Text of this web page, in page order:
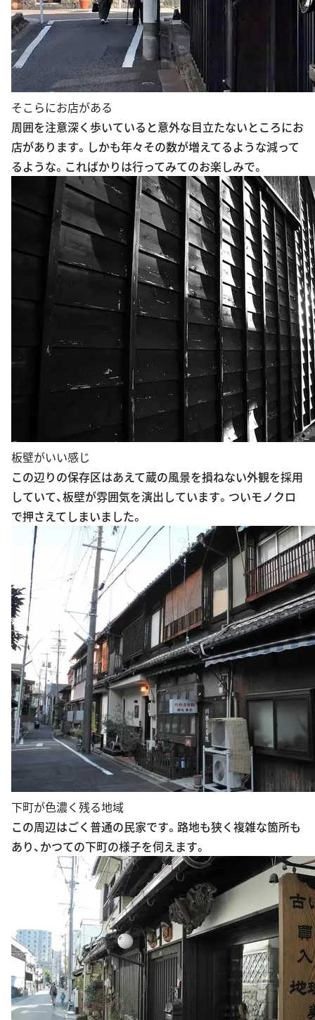
そこらにお店がある
周囲を注意深く歩いていると意外な目立たないところにお
店があります。しかも年々その数が増えてるような減って
るような。こればかりは行ってみてのお楽しみで。
板壁がいい感じ
この辺りの保存区はあえて蔵の風景を損ねない外観を採用
していて、板壁が雰囲気を演出しています。ついモノクロ
で押さえてしまいました。
下町が色濃く残る地域
この周辺はごく普通の民家です。路地も狭く複雑な箇所も
あり、かつての下町の様子を伺えます。